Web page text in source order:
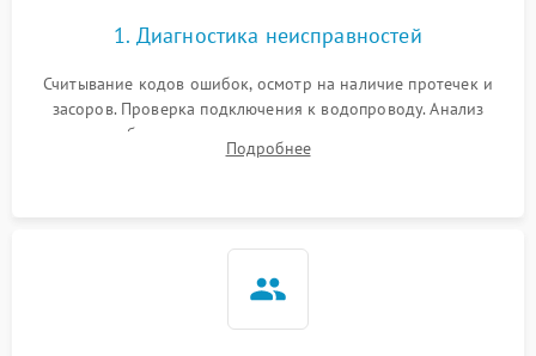
1. Диагностика неисправностей
Считывание кодов ошибок, осмотр на наличие протечек и
засоров. Проверка подключения к водопроводу. Анализ
жалоб на отсутствие слива, нагрева, вращения
разбрызгивателей или срабатывание системы защиты
Подробнее